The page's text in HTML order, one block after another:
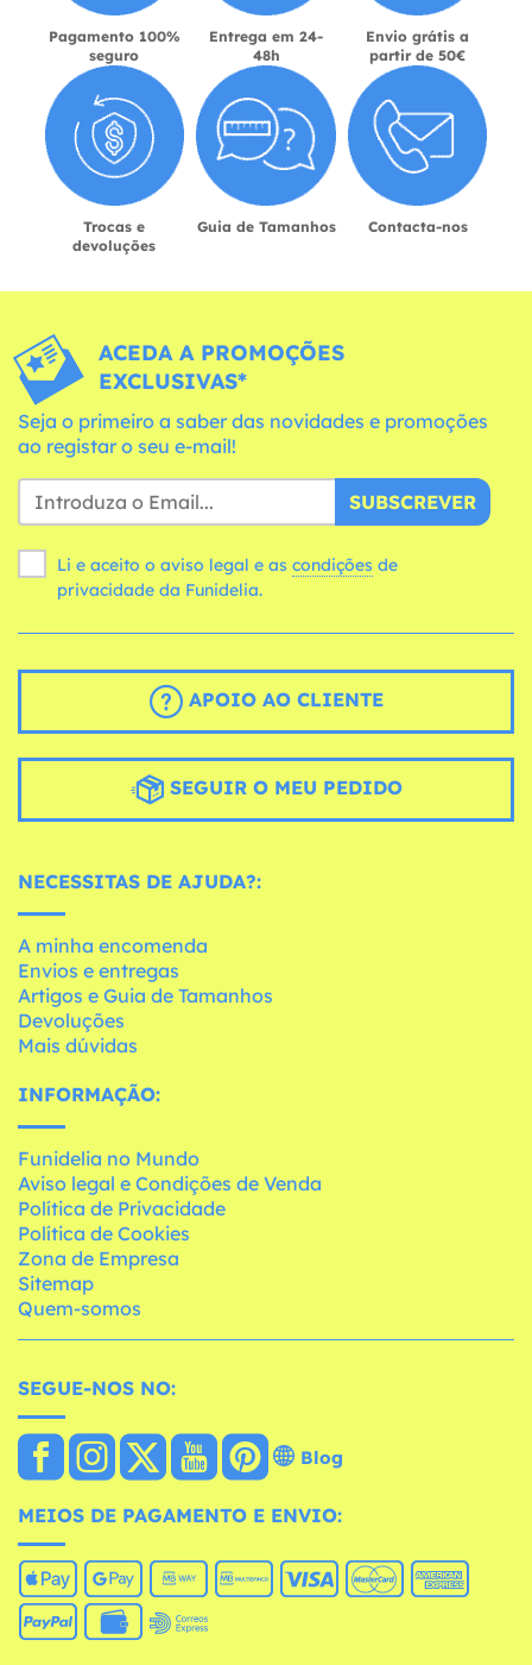
Pagamento 100%
seguro
Entrega em 24-
48h
Envio grátis a
partir de 50€
Trocas e
devoluções
Guia de Tamanhos Contacta-nos
ACEDA A PROMOÇÕES
EXCLUSIVAS*
Seja o primeiro a saber das novidades e promoções
ao registar o seu e-mail!
SUBSCREVER
Li e aceito o aviso legal e as condições
privacidade da Funidelia.
APOIO AO CLIENTE
SEGUIR O MEU PEDIDO
NECESSITAS DE AJUDA?:
A minha encomenda
Envios e entregas
Artigos e Guia de Tamanhos
Devoluções
Mais dúvidas
INFORMAÇÃO:
Funidelia no Mundo
Aviso legal e Condições de Venda
Política de Privacidade
Política de Cookies
Zona de Empresa
Sitemap
Quem-somos
SEGUE-NOS NO:
Blog
MEIOS DE PAGAMENTO E ENVIO: